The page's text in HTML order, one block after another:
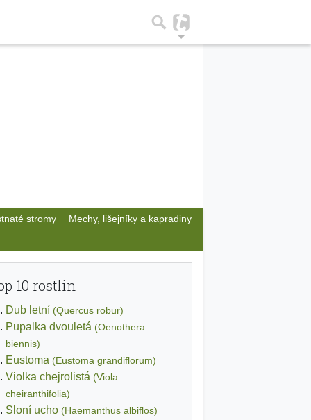
stromy Mechy, lišejníky a kapradiny
10 rostlin
Dub letní (Quercus robur)
Pupalka dvouletá (Oenothera
biennis)
Eustoma (Eustoma grandiflorum)
Violka chejrolistá (Viola
cheiranthifolia)
Sloní ucho (Haemanthus albiflos)